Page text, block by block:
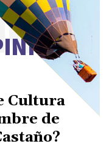
Cultura
de